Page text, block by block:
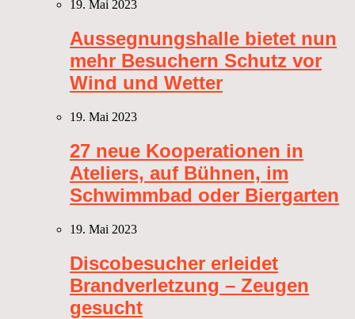
19. Mai 2023
Aussegnungshalle bietet nun
mehr Besuchern Schutz vor
Wind und Wetter
19. Mai 2023
27 neue Kooperationen in
Ateliers, auf Bühnen, im
Schwimmbad oder Biergarten
19. Mai 2023
Discobesucher erleidet
Brandverletzung – Zeugen
gesucht